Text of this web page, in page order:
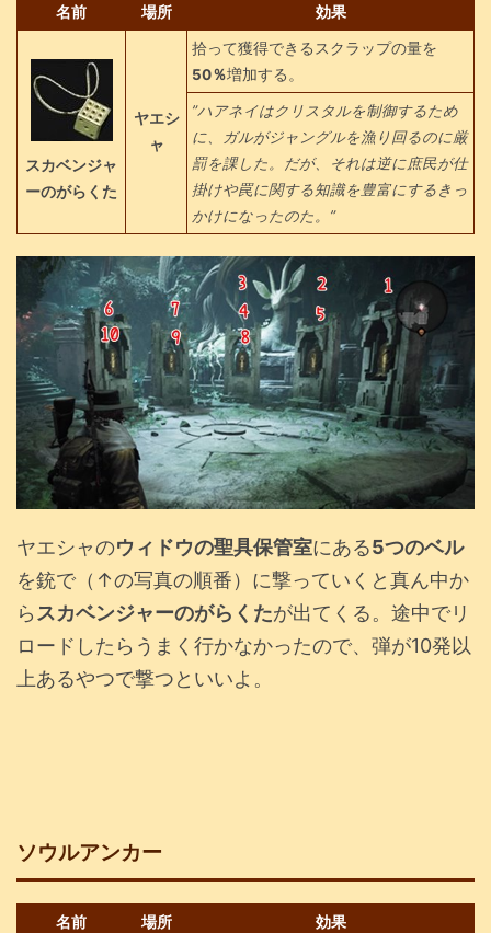
名前 場所 効果
スカベンジャ
ーのがらくた
ヤエシ
ャ
拾って獲得できるスクラップの量を
50％増加する。
”ハアネイはクリスタルを制御するため
に、ガルがジャングルを漁り回るのに厳
罰を課した。だが、それは逆に庶民が仕
掛けや罠に関する知識を豊富にするきっ
かけになったのた。”
ヤエシャのウィドウの聖具保管室にある5つのベル
を銃で（↑の写真の順番）に撃っていくと真ん中か
らスカベンジャーのがらくたが出てくる。途中でリ
ロードしたらうまく行かなかったので、弾が10発以
上あるやつで撃つといいよ。
ソウルアンカー
名前 場所 効果